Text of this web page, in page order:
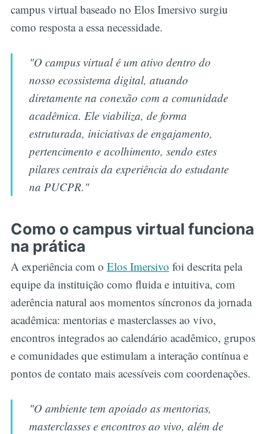
campus virtual baseado no Elos Imersivo surgiu
como resposta a essa necessidade.
"O campus virtual é um ativo dentro do
nosso ecossistema digital, atuando
diretamente na conexão com a comunidade
acadêmica. Ele viabiliza, de forma
estruturada, iniciativas de engajamento,
pertencimento e acolhimento, sendo estes
pilares centrais da experiência do estudante
na PUCPR."
Como o campus virtual funciona
na prática
A experiência com o Elos Imersivo foi descrita pela
equipe da instituição como fluida e intuitiva, com
aderência natural aos momentos síncronos da jornada
acadêmica: mentorias e masterclasses ao vivo,
encontros integrados ao calendário acadêmico, grupos
e comunidades que estimulam a interação contínua e
pontos de contato mais acessíveis com coordenações.
"O ambiente tem apoiado as mentorias,
masterclasses e encontros ao vivo, além de